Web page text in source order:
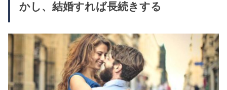
かし、結婚すれば長続きする